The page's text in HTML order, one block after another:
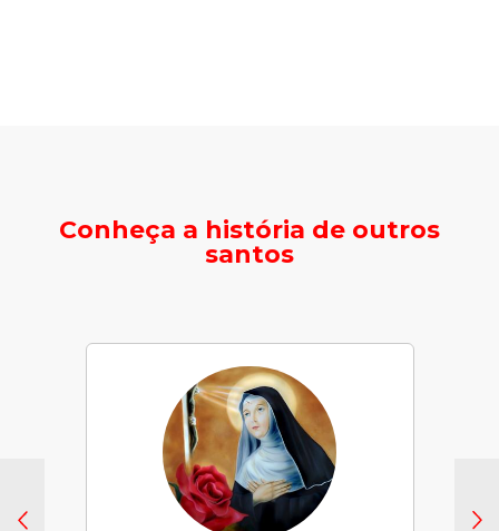
Conheça a história de outros
santos